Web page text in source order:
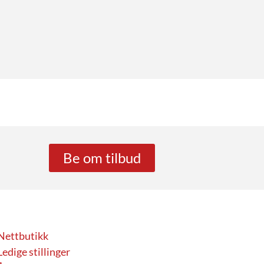
Be om tilbud
stillinger